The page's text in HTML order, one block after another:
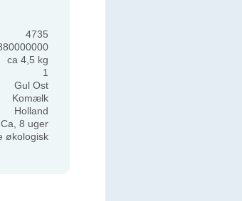
4735
ca 4,5 kg
1
Gul Ost
Komælk
Holland
Ca, 8 uger
økologisk